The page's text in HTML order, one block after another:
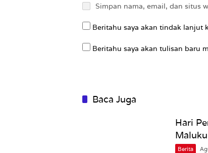
Simpan nama, email, dan situs
Beritahu saya akan tindak lanjut
Beritahu saya akan tulisan baru
Baca Juga
Hari
Berita